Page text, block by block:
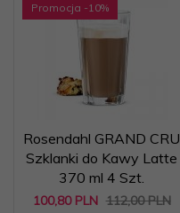
Promocja -10%
Rosendahl GRAND CRU
Szklanki do Kawy Latte
370 ml 4 Szt.
100,80 PLN 112,00 PLN